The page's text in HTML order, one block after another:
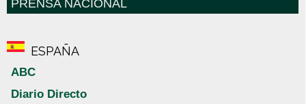
PRENSA NACIONAL
ESPAÑA
ABC
Diario Directo